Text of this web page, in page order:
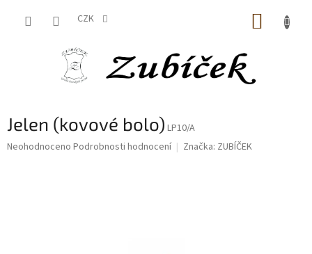
CZK
Jelen (kovové bolo) LP10/A
Průměrné
Neohodnoceno Podrobnosti hodnocení Značka: ZUBÍČEK